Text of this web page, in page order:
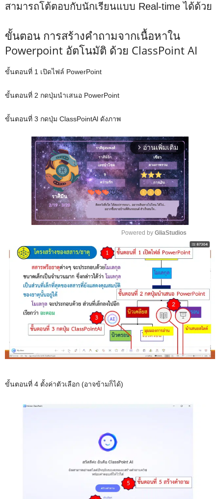
สามารถโต้ตอบกับนักเรียนแบบ Real-time ได้ด้วย
ขั้นตอน การสร้างคำถามจากเนื้อหาใน
Powerpoint อัตโนมัติ ด้วย ClassPoint AI
ขั้นตอนที่ 1 เปิดไฟล์ PowerPoint
ขั้นตอนที่ 2 กดปุ่มนำเสนอ PowerPoint
ขั้นตอนที่ 3 กดปุ่ม ClassPointAl ดังภาพ
arrow_forward_ios อ่านเพิ่มเติม
M
u
t
e
Powered by GliaStudios
ขั้นตอนที่ 4 ตั้งค่าตัวเลือก (อาจข้ามก็ได้)